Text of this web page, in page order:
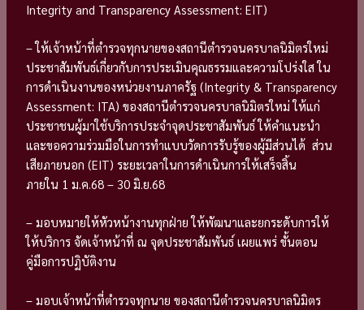
Integrity and Transparency Assessment: EIT)
– ให้เจ้าหน้าที่ตำรวจทุกนายของสถานีตำรวจนครบาลนิมิตรใหม่
ประชาสัมพันธ์เกี่ยวกับการประเมินคุณธรรมและความโปร่งใส ใน
การดำเนินงานของหน่วยงานภาครัฐ (Integrity & Transparency
Assessment: ITA) ของสถานีตำรวจนครบาลนิมิตรใหม่ ให้แก่
ประชาชนผู้มาใช้บริการประจำจุดประชาสัมพันธ์ ให้คำแนะนำ
และขอความร่วมมือในการทำแบบวัดการรับรู้ของผู้มีส่วนได้ ส่วน
เสียภายนอก (EIT) ระยะเวลาในการดำเนินการให้เสร็จสิ้น
ภายใน 1 ม.ค.68 – 30 มิ.ย.68
– มอบหมายให้หัวหน้างานทุกฝ่าย ให้พัฒนาและยกระดับการให้
ให้บริการ จัดเจ้าหน้าที่ ณ จุดประชาสัมพันธ์ เผยแพร่ ขั้นตอน
คู่มือการปฏิบัติงาน
– มอบเจ้าหน้าที่ตำรวจทุกนาย ของสถานีตำรวจนครบาลนิมิตร